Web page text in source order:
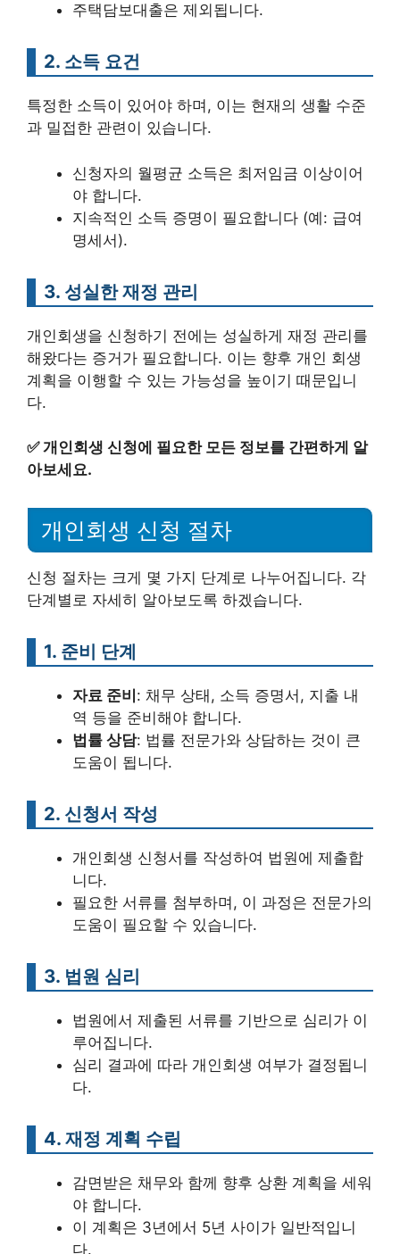
주택담보대출은 제외됩니다.
2. 소득 요건
특정한 소득이 있어야 하며, 이는 현재의 생활 수준
과 밀접한 관련이 있습니다.
신청자의 월평균 소득은 최저임금 이상이어
야 합니다.
지속적인 소득 증명이 필요합니다 (예: 급여
명세서).
3. 성실한 재정 관리
개인회생을 신청하기 전에는 성실하게 재정 관리를
해왔다는 증거가 필요합니다. 이는 향후 개인 회생
계획을 이행할 수 있는 가능성을 높이기 때문입니
다.
✅개인회생 신청에 필요한 모든 정보를 간편하게 알
아보세요.
개인회생 신청 절차
신청 절차는 크게 몇 가지 단계로 나누어집니다. 각
단계별로 자세히 알아보도록 하겠습니다.
1. 준비 단계
자료 준비: 채무 상태, 소득 증명서, 지출 내
역 등을 준비해야 합니다.
법률 상담: 법률 전문가와 상담하는 것이 큰
도움이 됩니다.
2. 신청서 작성
개인회생 신청서를 작성하여 법원에 제출합
니다.
필요한 서류를 첨부하며, 이 과정은 전문가의
도움이 필요할 수 있습니다.
3. 법원 심리
법원에서 제출된 서류를 기반으로 심리가 이
루어집니다.
심리 결과에 따라 개인회생 여부가 결정됩니
다.
4. 재정 계획 수립
감면받은 채무와 함께 향후 상환 계획을 세워
야 합니다.
이 계획은 3년에서 5년 사이가 일반적입니
다.